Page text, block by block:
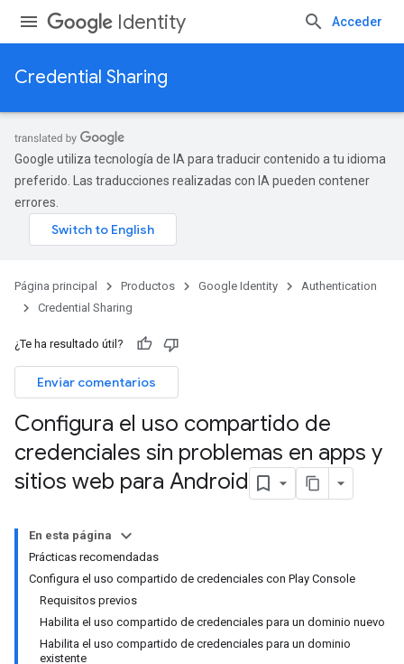
Identity Acceder
Credential Sharing
Google utiliza tecnología de IA para traducir contenido a tu idioma
preferido. Las traducciones realizadas con IA pueden contener
errores.
Página principal Productos Google Identity
Authentication
Credential Sharing
¿Te ha resultado útil?
Enviar comentarios
Configura el uso compartido de
credenciales sin problemas en apps y
sitios web para Android
En esta página
Prácticas recomendadas
Configura el uso compartido de credenciales con Play Console
Requisitos previos
Habilita el uso compartido de credenciales para un dominio nuevo
Habilita el uso compartido de credenciales para un dominio
existente